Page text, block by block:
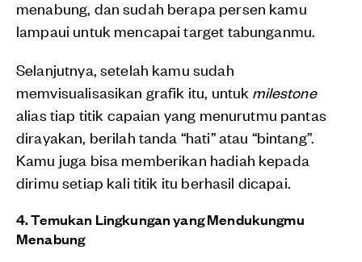
menabung, dan sudah berapa persen kamu
lampaui untuk mencapai target tabunganmu.
Selanjutnya, setelah kamu sudah
memvisualisasikan grafik itu, untuk milestone
alias tiap titik capaian yang menurutmu pantas
dirayakan, berilah tanda “hati” atau “bintang”.
Kamu juga bisa memberikan hadiah kepada
dirimu setiap kali titik itu berhasil dicapai.
4. Temukan Lingkungan yang Mendukungmu
Menabung